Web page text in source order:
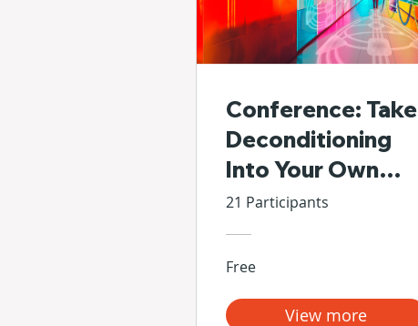
Conference: Take
Deconditioning
Into Your Own
Hands
21 Participants
Free
View more